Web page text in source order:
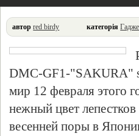
автор red birdy категорія
DMC-GF1-"SAKURA"
мир 12 февраля этого
нежный цвет
весенней поры в